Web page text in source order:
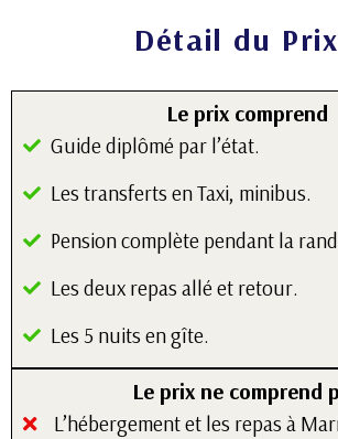
Détail du
Le prix comprend
Guide diplômé par l’état.
Les transferts en Taxi, minibus.
Pension complète pendant la
Les deux repas allé et retour.
Les 5 nuits en gîte.
Le prix ne comprend
L’hébergement et les repas à